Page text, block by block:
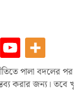
পালা বদলের
জন্য। তবে খুব